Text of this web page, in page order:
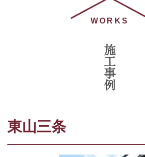
WORKS
施工事例
東山三条